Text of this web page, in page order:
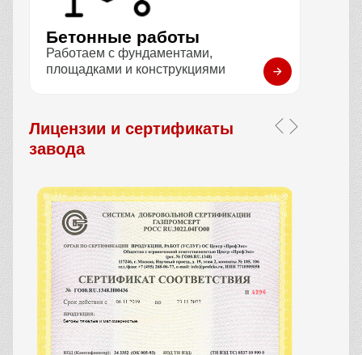
Бетонные работы
Работаем с фундаментами,
площадками и конструкциями
Лицензии и сертификаты
завода